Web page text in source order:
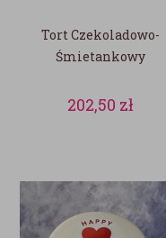
Tort Czekoladowo-
Śmietankowy
202,50 zł